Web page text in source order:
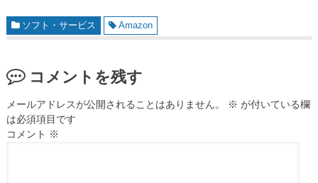
ソフト・サービス Amazon
コメントを残す
メールアドレスが公開されることはありません。 ※ が付いている欄
は必須項目です
コメント ※